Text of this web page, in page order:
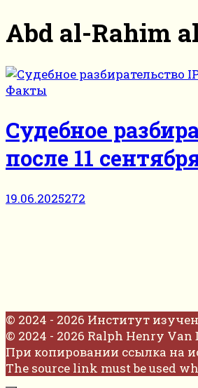
Abd al-Rahim
Факты
Судебное
после 11
19.06.2025272
© 2024 - 2026 Институт
© 2024 - 2026 Ralph Henry
При копировании ссылка на
The source link must be used